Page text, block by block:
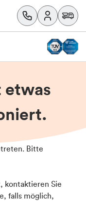
etwas
Bitte
kontaktieren Sie
falls möglich,